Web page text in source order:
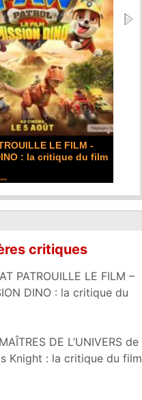
LE FILM -
: la critique du film
critiques
PATROUILLE LE FILM –
DINO : la critique du
DE L’UNIVERS de
Knight : la critique du film